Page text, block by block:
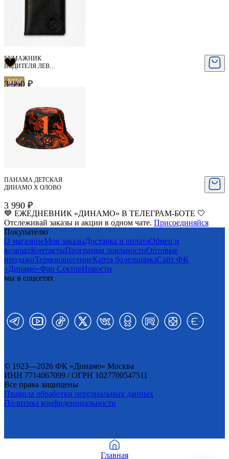
БУМАЖНИК
ВОДИТЕЛЯ ЛЕВ
3 990 ₽
NEW
ПАНАМА ДЕТСКАЯ
ДИНАМО X ОЛОВО
3 990 ₽
💙 ЕЖЕДНЕВНИК «ДИНАМО» В ТЕЛЕГРАМ-БОТЕ 🤍
Отслеживай заказы и акции в одном чате. Присоединяйся
Покупателю
О магазинеМои заказыДоставка и оплатаОбмен и
возвратКонтактыПрограмма лояльностиОптовые
продажиТермонанесениеКарта болельщикаСайт ФК
«Динамо»Фан CекторНовости
мы в соцсетях
© 1923—2026 ФК «Динамо» Москва
ИНН 7714067099 / ОГРН 1027700547511
Все права защищены
Правила обработки персональных данных
Политика конфиденциальности
Главная